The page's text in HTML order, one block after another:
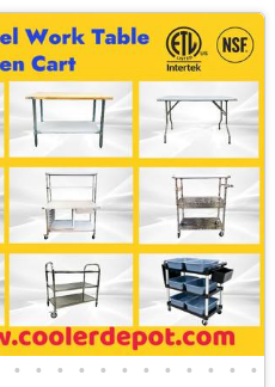
• • • • • • • • • • • •